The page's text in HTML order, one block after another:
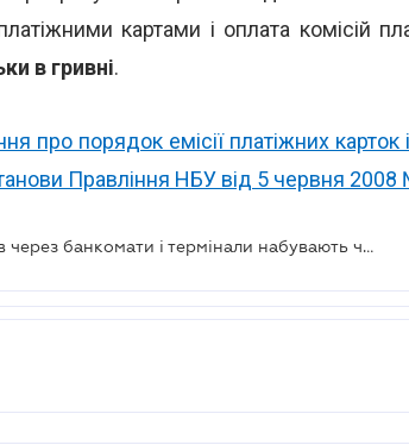
картами і оплата комісій
в гривні.
про порядок емісії платіжних карток
Правління НБУ від 5 червня
Нові правила платежів через банкомати і термінали набувають чинності